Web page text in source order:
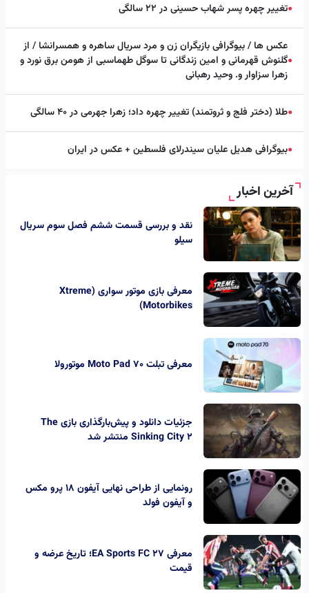
●تغییر چهره پسر شهاب حسینی در ۲۲ سالگی
●
عکس ها / بیوگرافی بازیگران زن و مرد سریال ساهره و همسرانشا / از
گلنوش قهرمانی و امین زندگانی تا سوگل طهماسبی از هومن برق نورد و
زهرا سزاوار و. وحید رهبانی
●طلا (دختر فلج و ثروتمند) تغییر چهره داد؛ زهرا جهرمی در ۴۰ سالگی
●بیوگرافی هدیل علیان سیندرلای فلسطین + عکس در ایران
آخرین اخبار
نقد و بررسی قسمت ششم فصل سوم سریال
سیلو
معرفی بازی موتور سواری (Xtreme
Motorbikes)
معرفی تبلت Moto Pad 70 موتورولا
جزئیات دانلود و پیش‌بارگذاری بازی The
Sinking City 2 منتشر شد
رونمایی از طراحی نهایی آیفون ۱۸ پرو مکس
و آیفون فولد
معرفی EA Sports FC 27؛ تاریخ عرضه و
قیمت